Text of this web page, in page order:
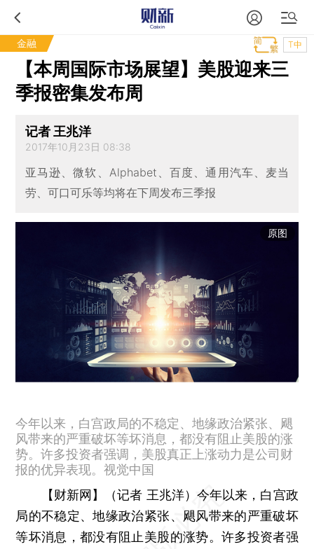
金融 T中
【本周国际市场展望】美股迎来三
季报密集发布周
记者 王兆洋
2017年10月23日 08:38
亚马逊、微软、Alphabet、百度、通用汽车、麦当
劳、可口可乐等均将在下周发布三季报
原图
今年以来，白宫政局的不稳定、地缘政治紧张、飓
风带来的严重破坏等坏消息，都没有阻止美股的涨
势。许多投资者强调，美股真正上涨动力是公司财
报的优异表现。视觉中国
【财新网】（记者 王兆洋） 今年以来，白宫政
局的不稳定、地缘政治紧张、飓风带来的严重破坏
等坏消息，都没有阻止美股的涨势。许多投资者强